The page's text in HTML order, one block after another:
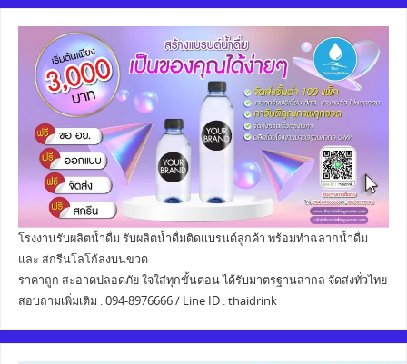
โรงงานรับผลิตน้ำดื่ม รับผลิตน้ำดื่มติดแบรนด์ลูกค้า พร้อมทำฉลากน้ำดื่ม
และ สกรีนโลโก้ลงบนขวด
ราคาถูก สะอาดปลอดภัย ใจใส่ทุกขั้นตอน ได้รับมาตรฐานสากล จัดส่งทั่วไทย
สอบถามเพิ่มเติม : 094-8976666 / Line ID : thaidrink